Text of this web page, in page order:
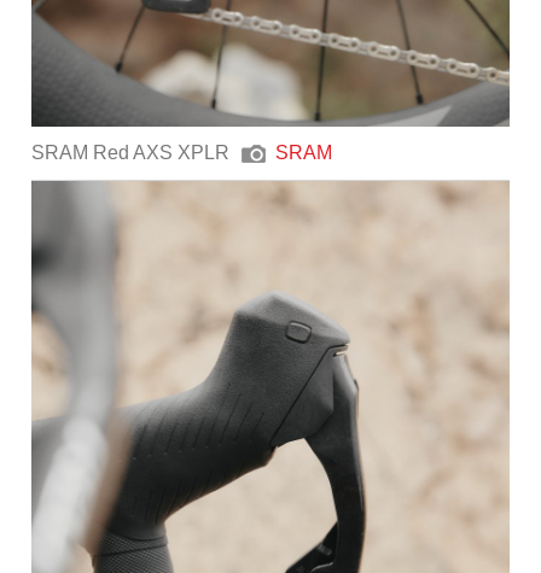
SRAM Red AXS XPLR SRAM